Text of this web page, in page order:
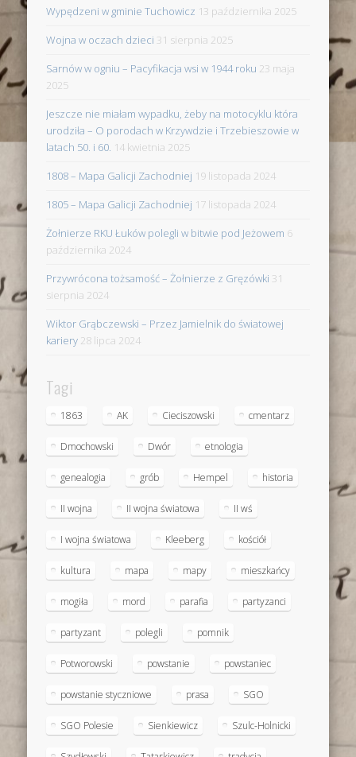
Wypędzeni w gminie Tuchowicz 13 października 2025
Wojna w oczach dzieci 31 sierpnia 2025
Sarnów w ogniu – Pacyfikacja wsi w 1944 roku 23 maja
2025
Jeszcze nie miałam wypadku, żeby na motocyklu która
urodziła – O porodach w Krzywdzie i Trzebieszowie w
latach 50. i 60. 14 kwietnia 2025
1808 – Mapa Galicji Zachodniej 19 listopada 2024
1805 – Mapa Galicji Zachodniej 17 listopada 2024
Żołnierze RKU Łuków polegli w bitwie pod Jeżowem 6
października 2024
Przywrócona tożsamość – Żołnierze z Gręzówki 31
sierpnia 2024
Wiktor Grąbczewski – Przez Jamielnik do światowej
kariery 28 lipca 2024
Tagi
1863 AK Cieciszowski cmentarz
Dmochowski Dwór etnologia
genealogia grób Hempel historia
II wojna II wojna światowa II wś
I wojna światowa Kleeberg kościół
kultura mapa mapy mieszkańcy
mogiła mord parafia partyzanci
partyzant polegli pomnik
Potworowski powstanie powstaniec
powstanie styczniowe prasa SGO
SGO Polesie Sienkiewicz Szulc-Holnicki